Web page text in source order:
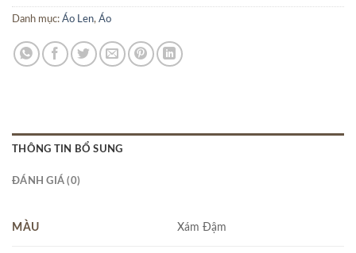
Danh mục: Áo Len, Áo
THÔNG TIN BỔ SUNG
ĐÁNH GIÁ (0)
MÀU Xám Đậm